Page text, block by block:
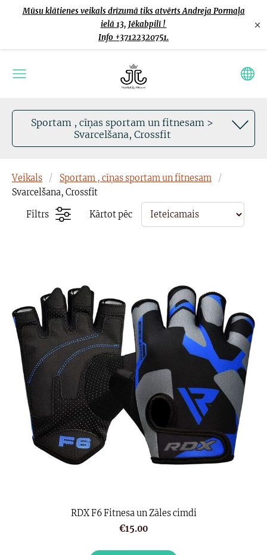
Mūsu klātienes veikals drīzumā tiks atvērts Andreja Pormaļa
ielā 13, Jēkabpilī !
Info +37122320751.
×
Sportam , cīņas sportam un fitnesam >
Svarcelšana, Crossfit
Veikals
Sportam , cīņas sportam un fitnesam
Svarcelšana, Crossfit
Filtrs Kārtot pēc
RDX F6 Fitnesa un Zāles cimdi
€15.00